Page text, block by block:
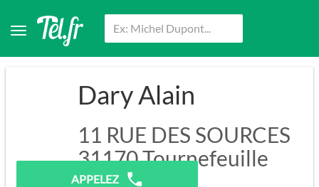
Dary Alain
11 RUE DES SOURCES
31170Tournefeuille
APPELEZ